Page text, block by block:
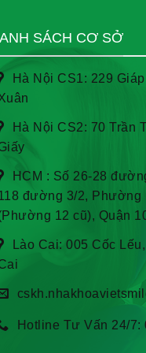
SÁCH CƠ SỞ
Hà Nội CS1: 229
Hà Nội CS2: 70 Trần
HCM : Số 26-28
đường 3/2, Phường
12 cũ), Quận
Lào Cai: 005 Cốc
Hotline Tư Vấn 24/7: